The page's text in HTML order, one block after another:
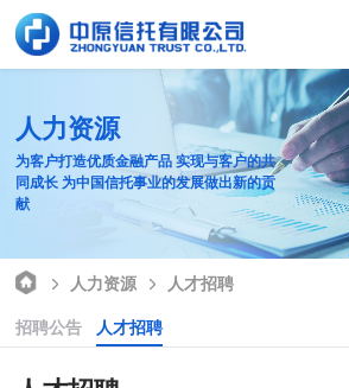
人力资源
为客户打造优质金融产品 实现与客户的共
同成长 为中国信托事业的发展做出新的贡
献
人力资源
人才招聘
招聘公告
人才招聘